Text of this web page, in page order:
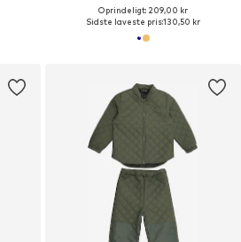
Oprindeligt: 209,00 kr
Sidste laveste pris:130,50 kr